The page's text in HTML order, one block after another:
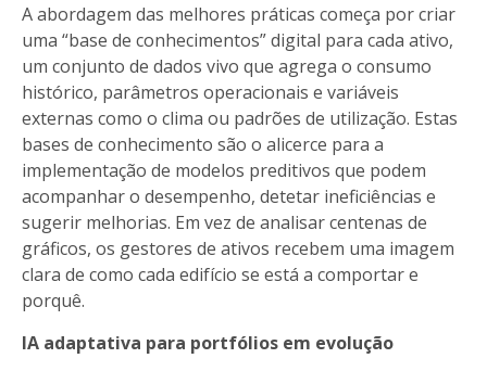
A abordagem das melhores práticas começa por criar
uma “base de conhecimentos” digital para cada ativo,
um conjunto de dados vivo que agrega o consumo
histórico, parâmetros operacionais e variáveis
externas como o clima ou padrões de utilização. Estas
bases de conhecimento são o alicerce para a
implementação de modelos preditivos que podem
acompanhar o desempenho, detetar ineficiências e
sugerir melhorias. Em vez de analisar centenas de
gráficos, os gestores de ativos recebem uma imagem
clara de como cada edifício se está a comportar e
porquê.
IA adaptativa para portfólios em evolução